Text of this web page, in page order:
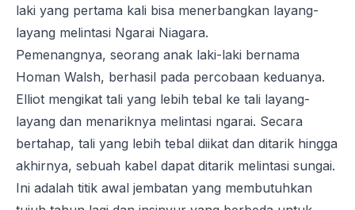
laki yang pertama kali bisa menerbangkan layang-
layang melintasi Ngarai Niagara.
Pemenangnya, seorang anak laki-laki bernama
Homan Walsh, berhasil pada percobaan keduanya.
Elliot mengikat tali yang lebih tebal ke tali layang-
layang dan menariknya melintasi ngarai. Secara
bertahap, tali yang lebih tebal diikat dan ditarik hingga
akhirnya, sebuah kabel dapat ditarik melintasi sungai.
Ini adalah titik awal jembatan yang membutuhkan